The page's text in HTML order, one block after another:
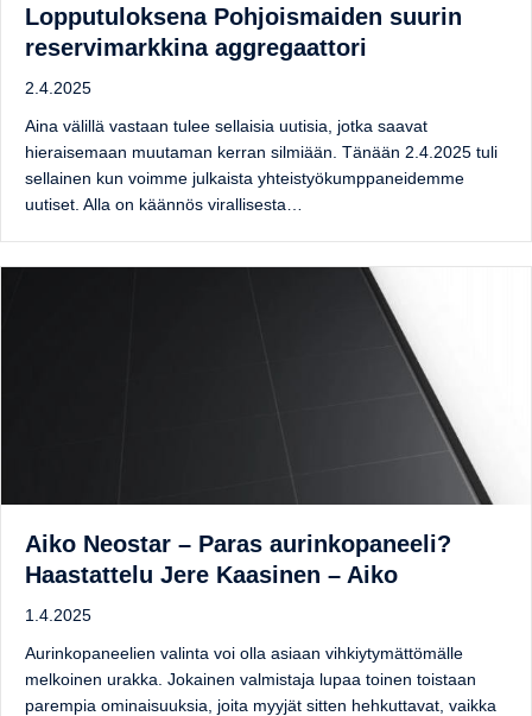
Lopputuloksena Pohjoismaiden suurin
reservimarkkina aggregaattori
2.4.2025
Aina välillä vastaan tulee sellaisia uutisia, jotka saavat
hieraisemaan muutaman kerran silmiään. Tänään 2.4.2025 tuli
sellainen kun voimme julkaista yhteistyökumppaneidemme
uutiset. Alla on käännös virallisesta…
Aiko Neostar – Paras aurinkopaneeli?
Haastattelu Jere Kaasinen – Aiko
1.4.2025
Aurinkopaneelien valinta voi olla asiaan vihkiytymättömälle
melkoinen urakka. Jokainen valmistaja lupaa toinen toistaan
parempia ominaisuuksia, joita myyjät sitten hehkuttavat, vaikka